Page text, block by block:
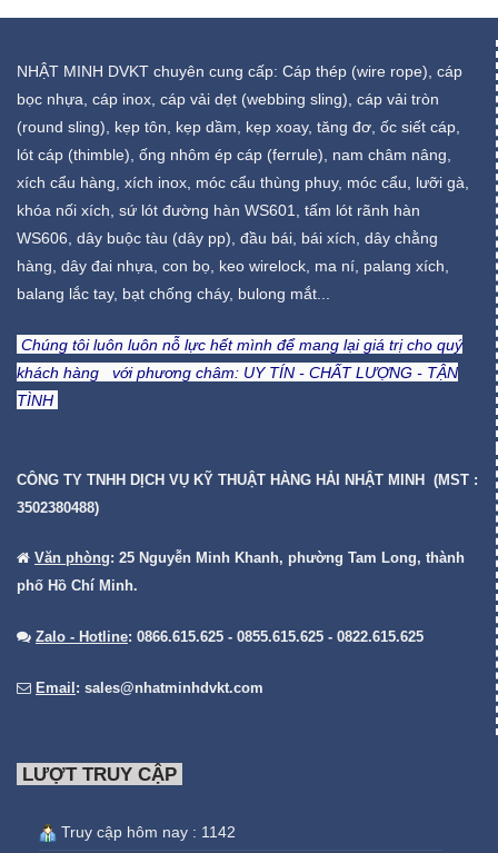
NHẬT MINH DVKT chuyên cung cấp: Cáp thép (wire rope), cáp
bọc nhựa, cáp inox, cáp vải dẹt (webbing sling), cáp vải tròn
(round sling), kẹp tôn, kẹp dầm, kẹp xoay, tăng đơ, ốc siết cáp,
lót cáp (thimble), ống nhôm ép cáp (ferrule), nam châm nâng,
xích cẩu hàng, xích inox, móc cẩu thùng phuy, móc cẩu, lưỡi gà,
khóa nối xích, sứ lót đường hàn WS601, tấm lót rãnh hàn
WS606, dây buộc tàu (dây pp), đầu bái, bái xích, dây chằng
hàng, dây đai nhựa, con bọ, keo wirelock, ma ní, palang xích,
balang lắc tay, bạt chống cháy, bulong mắt...
Chúng tôi luôn luôn nỗ lực hết mình để mang lại giá trị cho quý
khách hàng với phương châm: UY TÍN - CHẤT LƯỢNG - TẬN
TÌNH
CÔNG TY TNHH DỊCH VỤ KỸ THUẬT HÀNG HẢI NHẬT MINH (MST :
3502380488)
Văn phòng: 25 Nguyễn Minh Khanh, phường Tam Long, thành
phố Hồ Chí Minh.
Zalo - Hotline: 0866.615.625 - 0855.615.625 - 0822.615.625
Email : sales@nhatminhdvkt.com
LƯỢT TRUY CẬP
Truy cập hôm nay : 1142